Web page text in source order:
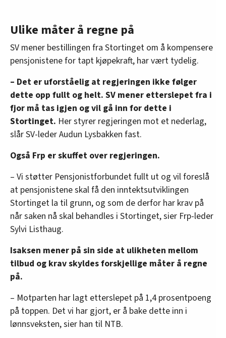
Ulike måter å regne på
SV mener bestillingen fra Stortinget om å kompensere
pensjonistene for tapt kjøpekraft, har vært tydelig.
– Det er uforståelig at regjeringen ikke følger
dette opp fullt og helt. SV mener etterslepet fra i
fjor må tas igjen og vil gå inn for dette i
Stortinget. Her styrer regjeringen mot et nederlag,
slår SV-leder Audun Lysbakken fast.
Også Frp er skuffet over regjeringen.
– Vi støtter Pensjonistforbundet fullt ut og vil foreslå
at pensjonistene skal få den inntektsutviklingen
Stortinget la til grunn, og som de derfor har krav på
når saken nå skal behandles i Stortinget, sier Frp-leder
Sylvi Listhaug.
Isaksen mener på sin side at ulikheten mellom
tilbud og krav skyldes forskjellige måter å regne
på.
– Motparten har lagt etterslepet på 1,4 prosentpoeng
på toppen. Det vi har gjort, er å bake dette inn i
lønnsveksten, sier han til NTB.